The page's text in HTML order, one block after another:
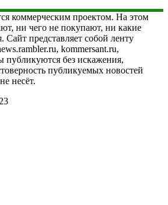
коммерческим проектом. На этом
ни чего не покупают, ни какие
Сайт представляет собой ленту
kommersant.ru,
публикуются без искажения,
публикуемых новостей
несёт.